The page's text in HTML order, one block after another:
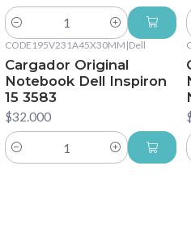
Cantidad
CODE195V231A45X30MM |Dell
Cargador Original
Notebook Dell Inspiron
15 3583
$32.000
Cantidad